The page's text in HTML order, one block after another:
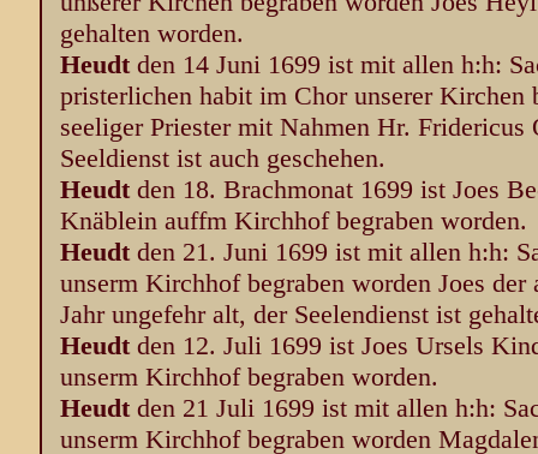
gehalten worden.
Heudt den 14 Juni 1699 ist mit allen h:h:
pristerlichen habit im Chor unserer Kirchen
seeliger Priester mit Nahmen Hr. Fridericus
Seeldienst ist auch geschehen.
Heudt den 18. Brachmonat 1699 ist Joes
Knäblein auffm Kirchhof begraben worden.
Heudt den 21. Juni 1699 ist mit allen h:h:
unserm Kirchhof begraben worden Joes
Jahr ungefehr alt, der Seelendienst ist
Heudt den 12. Juli 1699 ist Joes Ursels
unserm Kirchhof begraben worden.
Heudt den 21 Juli 1699 ist mit allen h:h:
unserm Kirchhof begraben worden